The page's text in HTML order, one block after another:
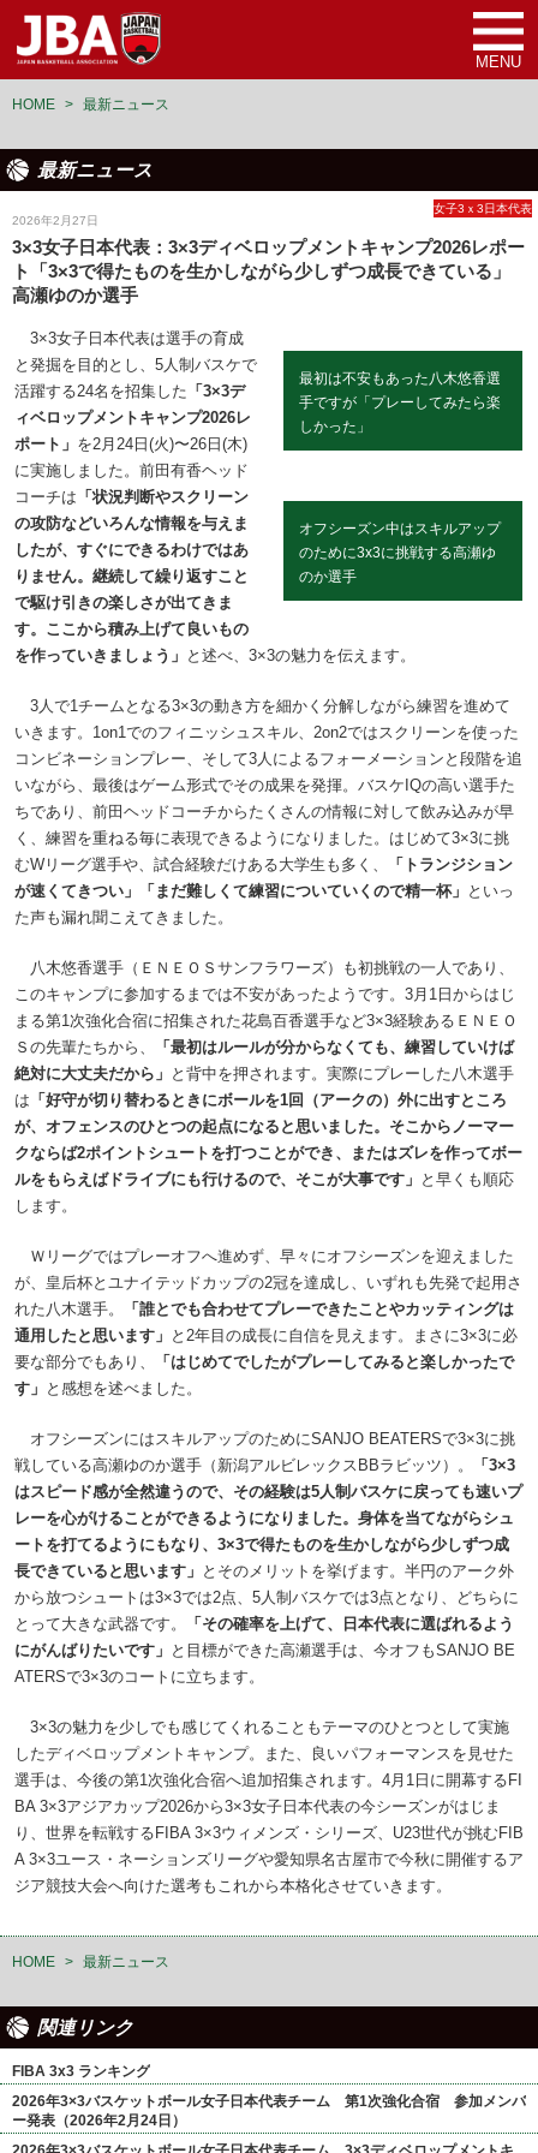
MENU
HOME > 最新ニュース
最新ニュース
2026年2月27日
女子3ｘ3日本代表
3×3女子日本代表：3×3ディベロップメントキャンプ2026レポー
ト「3×3で得たものを生かしながら少しずつ成長できている」
高瀬ゆのか選手
最初は不安もあった八木悠香選
手ですが「プレーしてみたら楽
しかった」
オフシーズン中はスキルアップ
のために3x3に挑戦する高瀬ゆ
のか選手
3×3女子日本代表は選手の育成
と発掘を目的とし、5人制バスケで
活躍する24名を招集した 「3×3デ
ィベロップメントキャンプ2026レ
ポート」 を2月24日(火)〜26日(木)
に実施しました。前田有香ヘッド
コーチは 「状況判断やスクリーン
の攻防などいろんな情報を与えま
したが、すぐにできるわけではあ
りません。継続して繰り返すこと
で駆け引きの楽しさが出てきま
す。ここから積み上げて良いもの
を作っていきましょう」 と述べ、3×3の魅力を伝えます。
3人で1チームとなる3×3の動き方を細かく分解しながら練習を進めて
いきます。1on1でのフィニッシュスキル、2on2ではスクリーンを使った
コンビネーションプレー、そして3人によるフォーメーションと段階を追
いながら、最後はゲーム形式でその成果を発揮。バスケIQの高い選手た
ちであり、前田ヘッドコーチからたくさんの情報に対して飲み込みが早
く、練習を重ねる毎に表現できるようになりました。はじめて3×3に挑
むWリーグ選手や、試合経験だけある大学生も多く、
「トランジション
が速くてきつい」
「まだ難しくて練習についていくので精一杯」 といっ
た声も漏れ聞こえてきました。
八木悠香選手（ＥＮＥＯＳサンフラワーズ）も初挑戦の一人であり、
このキャンプに参加するまでは不安があったようです。3月1日からはじ
まる第1次強化合宿に招集された花島百香選手など3×3経験あるＥＮＥＯ
Ｓの先輩たちから、
「最初はルールが分からなくても、練習していけば
絶対に大丈夫だから」 と背中を押されます。実際にプレーした八木選手
は 「好守が切り替わるときにボールを1回（アークの）外に出すところ
が、オフェンスのひとつの起点になると思いました。そこからノーマー
クならば2ポイントシュートを打つことができ、またはズレを作ってボー
ルをもらえばドライブにも行けるので、そこが大事です」 と早くも順応
します。
Ｗリーグではプレーオフへ進めず、早々にオフシーズンを迎えました
が、皇后杯とユナイテッドカップの2冠を達成し、いずれも先発で起用さ
れた八木選手。
「誰とでも合わせてプレーできたことやカッティングは
通用したと思います」 と2年目の成長に自信を見えます。まさに3×3に必
要な部分でもあり、
「はじめてでしたがプレーしてみると楽しかったで
す」 と感想を述べました。
オフシーズンにはスキルアップのためにSANJO BEATERSで3×3に挑
戦している高瀬ゆのか選手（新潟アルビレックスBBラビッツ）。
「3×3
はスピード感が全然違うので、その経験は5人制バスケに戻っても速いプ
レーを心がけることができるようになりました。身体を当てながらシュ
ートを打てるようにもなり、3×3で得たものを生かしながら少しずつ成
長できていると思います」 とそのメリットを挙げます。半円のアーク外
から放つシュートは3×3では2点、5人制バスケでは3点となり、どちらに
とって大きな武器です。
「その確率を上げて、日本代表に選ばれるよう
にがんばりたいです」 と目標ができた高瀬選手は、今オフもSANJO BE
ATERSで3×3のコートに立ちます。
3×3の魅力を少しでも感じてくれることもテーマのひとつとして実施
したディベロップメントキャンプ。また、良いパフォーマンスを見せた
選手は、今後の第1次強化合宿へ追加招集されます。4月1日に開幕するFI
BA 3×3アジアカップ2026から3×3女子日本代表の今シーズンがはじま
り、世界を転戦するFIBA 3×3ウィメンズ・シリーズ、U23世代が挑むFIB
A 3×3ユース・ネーションズリーグや愛知県名古屋市で今秋に開催するア
ジア競技大会へ向けた選考もこれから本格化させていきます。
HOME > 最新ニュース
関連リンク
FIBA 3x3 ランキング
2026年3×3バスケットボール女子日本代表チーム 第1次強化合宿 参加メンバ
ー発表（2026年2月24日）